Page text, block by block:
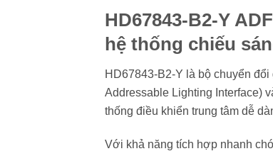
HD67843-B2-Y
hệ thống chiếu
HD67843-B2-Y là bộ chuyển
Addressable Lighting Interface)
thống điều khiển trung tâm dễ
Với khả năng tích hợp nhanh